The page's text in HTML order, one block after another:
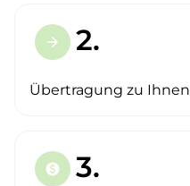
arrow_forward 2.
Übertragung zu Ihnen
paid 3.